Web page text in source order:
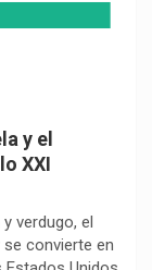
y el
XXI
verdugo, el
convierte en